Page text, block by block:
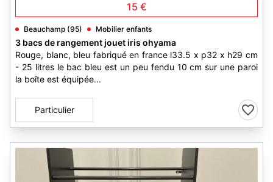
15 €
Beauchamp (95) Mobilier enfants
3 bacs de rangement jouet iris ohyama
Rouge, blanc, bleu fabriqué en france l33.5 x p32 x h29 cm
- 25 litres le bac bleu est un peu fendu 10 cm sur une paroi
la boîte est équipée...
Particulier